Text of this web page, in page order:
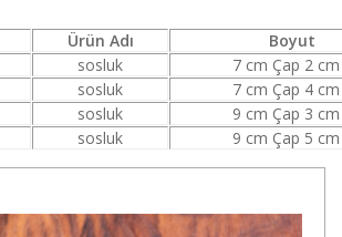
Ürün Adı
Boyut
sosluk
7 cm Çap 2
sosluk
7 cm Çap 4
sosluk
9 cm Çap 3
sosluk 9 cm Çap 5